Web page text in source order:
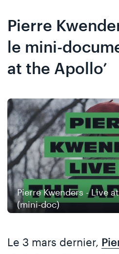
to
content
to
navigation
Pierre
le mini-
at the Apollo’
Pierre Kwenders - Live
(mini-doc)
Le 3 mars dernier,